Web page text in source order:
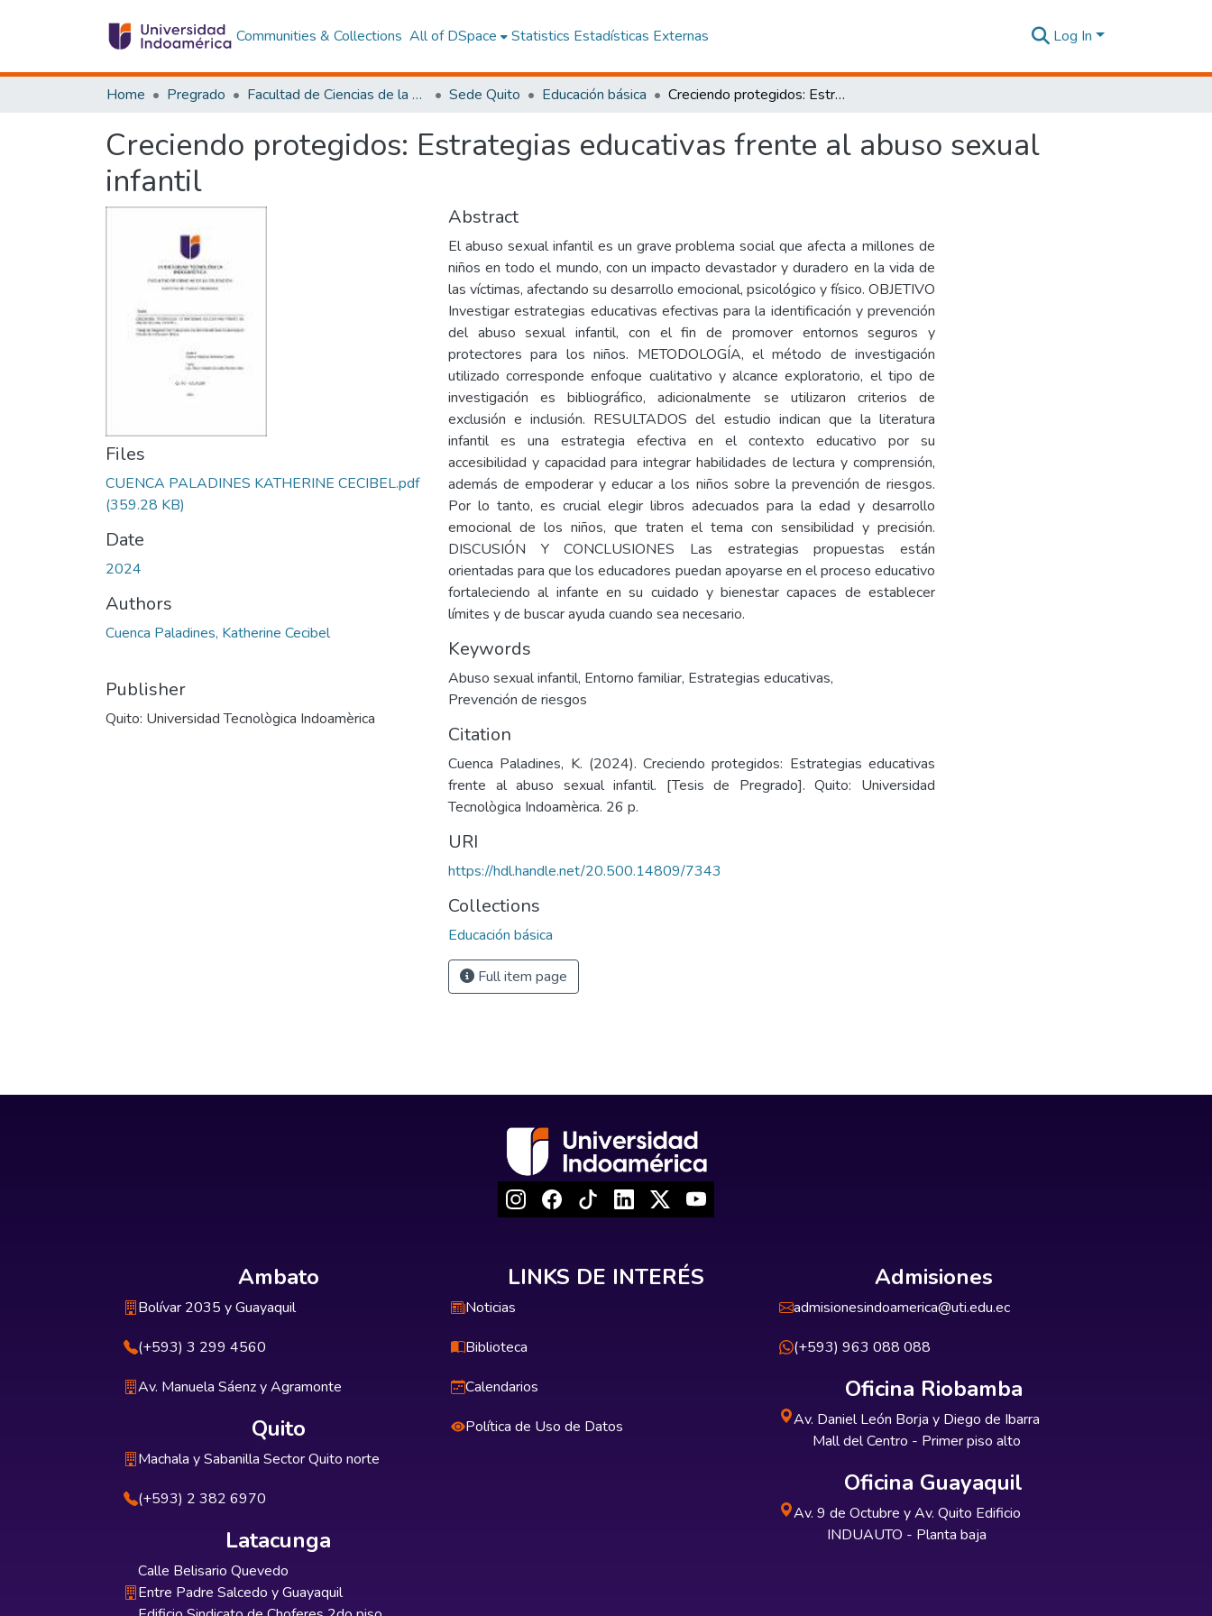
Communities & Collections All of DSpace Statistics Estadísticas Externas Log In
Home Pregrado Facultad de Ciencias de la Educación, De la Educación y Desarrollo Social Sede Quito Educación básica Creciendo protegidos: Estrategias educativas frente al abuso sexual infantil
Creciendo protegidos: Estrategias educativas frente al abuso sexual
infantil
Files
CUENCA PALADINES KATHERINE CECIBEL.pdf
(359.28 KB)
Date
2024
Authors
Cuenca Paladines, Katherine Cecibel
Publisher
Quito: Universidad Tecnològica Indoamèrica
Abstract
El abuso sexual infantil es un grave problema social que afecta a millones de
niños en todo el mundo, con un impacto devastador y duradero en la vida de
las víctimas, afectando su desarrollo emocional, psicológico y físico. OBJETIVO
Investigar estrategias educativas efectivas para la identificación y prevención
del abuso sexual infantil, con el fin de promover entornos seguros y
protectores para los niños. METODOLOGÍA, el método de investigación
utilizado corresponde enfoque cualitativo y alcance exploratorio, el tipo de
investigación es bibliográfico, adicionalmente se utilizaron criterios de
exclusión e inclusión. RESULTADOS del estudio indican que la literatura
infantil es una estrategia efectiva en el contexto educativo por su
accesibilidad y capacidad para integrar habilidades de lectura y comprensión,
además de empoderar y educar a los niños sobre la prevención de riesgos.
Por lo tanto, es crucial elegir libros adecuados para la edad y desarrollo
emocional de los niños, que traten el tema con sensibilidad y precisión.
DISCUSIÓN Y CONCLUSIONES Las estrategias propuestas están
orientadas para que los educadores puedan apoyarse en el proceso educativo
fortaleciendo al infante en su cuidado y bienestar capaces de establecer
límites y de buscar ayuda cuando sea necesario.
Keywords
Abuso sexual infantil, Entorno familiar, Estrategias educativas,
Prevención de riesgos
Citation
Cuenca Paladines, K. (2024). Creciendo protegidos: Estrategias educativas
frente al abuso sexual infantil. [Tesis de Pregrado]. Quito: Universidad
Tecnològica Indoamèrica. 26 p.
URI
https://hdl.handle.net/20.500.14809/7343
Collections
Educación básica
Full item page
Ambato
Bolívar 2035 y Guayaquil
(+593) 3 299 4560
Av. Manuela Sáenz y Agramonte
Quito
Machala y Sabanilla Sector Quito norte
(+593) 2 382 6970
Latacunga
Calle Belisario Quevedo
Entre Padre Salcedo y Guayaquil
LINKS DE INTERÉS
Noticias
Biblioteca
Calendarios
Política de Uso de Datos
Admisiones
admisionesindoamerica@uti.edu.ec
(+593) 963 088 088
Oficina Riobamba
Av. Daniel León Borja y Diego de Ibarra
Mall del Centro - Primer piso alto
Oficina Guayaquil
Av. 9 de Octubre y Av. Quito Edificio
INDUAUTO - Planta baja